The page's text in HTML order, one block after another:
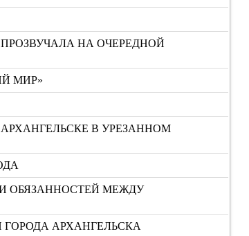
НА ОЧЕРЕДНОЙ
МИР»
В УРЕЗАННОМ
ОБЯЗАННОСТЕЙ МЕЖДУ
АРХАНГЕЛЬСКА